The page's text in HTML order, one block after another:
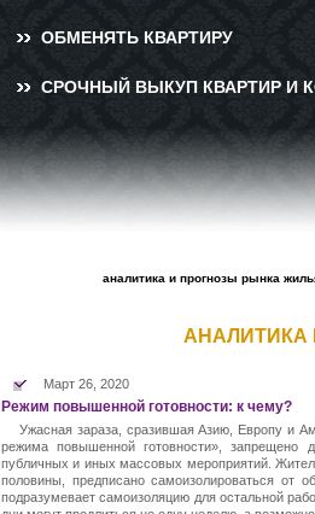
ОБМЕНЯТЬ КВАРТИРУ
СРОЧНЫЙ ВЫКУП КВАРТИР И
аналитика и прогнозы рынка
АНАЛИТИКА
Март 26, 2020
Режим повышенной готовности: к чему?
Ужасная зараза, сразившая Азию, Европу и
режима повышенной готовности», запрещено
публичных и иных массовых мероприятий.
половины, предписано самоизолироваться
подразумевает самоизоляцию для остальной